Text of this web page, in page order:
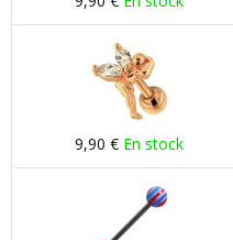
9,90 € En stock